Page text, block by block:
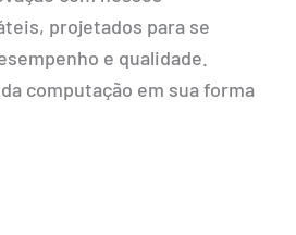
projetados para se
e qualidade.
computação em sua forma